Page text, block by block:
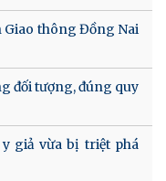
Giao thông Đồng Nai
đối tượng, đúng quy
giả vừa bị triệt phá